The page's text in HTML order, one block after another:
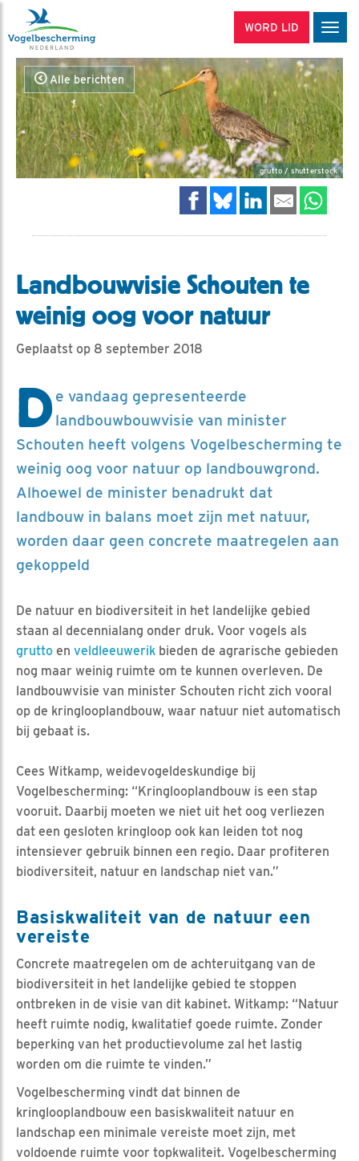
WORD LID
Alle berichten
grutto / shutterstock
Landbouwvisie Schouten te
weinig oog voor natuur
Geplaatst op 8 september 2018
De vandaag gepresenteerde
landbouwbouwvisie van minister
Schouten heeft volgens Vogelbescherming te
weinig oog voor natuur op landbouwgrond.
Alhoewel de minister benadrukt dat
landbouw in balans moet zijn met natuur,
worden daar geen concrete maatregelen aan
gekoppeld
De natuur en biodiversiteit in het landelijke gebied
staan al decennialang onder druk. Voor vogels als
grutto en veldleeuwerik bieden de agrarische gebieden
nog maar weinig ruimte om te kunnen overleven. De
landbouwvisie van minister Schouten richt zich vooral
op de kringlooplandbouw, waar natuur niet automatisch
bij gebaat is.
Cees Witkamp, weidevogeldeskundige bij
Vogelbescherming: “Kringlooplandbouw is een stap
vooruit. Daarbij moeten we niet uit het oog verliezen
dat een gesloten kringloop ook kan leiden tot nog
intensiever gebruik binnen een regio. Daar profiteren
biodiversiteit, natuur en landschap niet van.”
Basiskwaliteit van de natuur een
vereiste
Concrete maatregelen om de achteruitgang van de
biodiversiteit in het landelijke gebied te stoppen
ontbreken in de visie van dit kabinet. Witkamp: “Natuur
heeft ruimte nodig, kwalitatief goede ruimte. Zonder
beperking van het productievolume zal het lastig
worden om die ruimte te vinden.”
Vogelbescherming vindt dat binnen de
kringlooplandbouw een basiskwaliteit natuur en
landschap een minimale vereiste moet zijn, met
voldoende ruimte voor topkwaliteit. Vogelbescherming